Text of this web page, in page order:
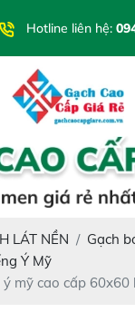
Hotline liên hệ:
LÁT NỀN
Gạch
Ý Mỹ
mỹ cao cấp 60x60